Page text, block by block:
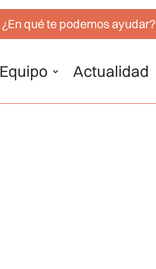
¿En qué te podemos ayudar?
Equipo Actualidad